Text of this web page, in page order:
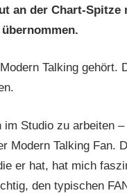
an der Chart-
Talking gehört.
Studio zu arbeiten
Modern Talking Fan.
er hat, hat mich
den typischen